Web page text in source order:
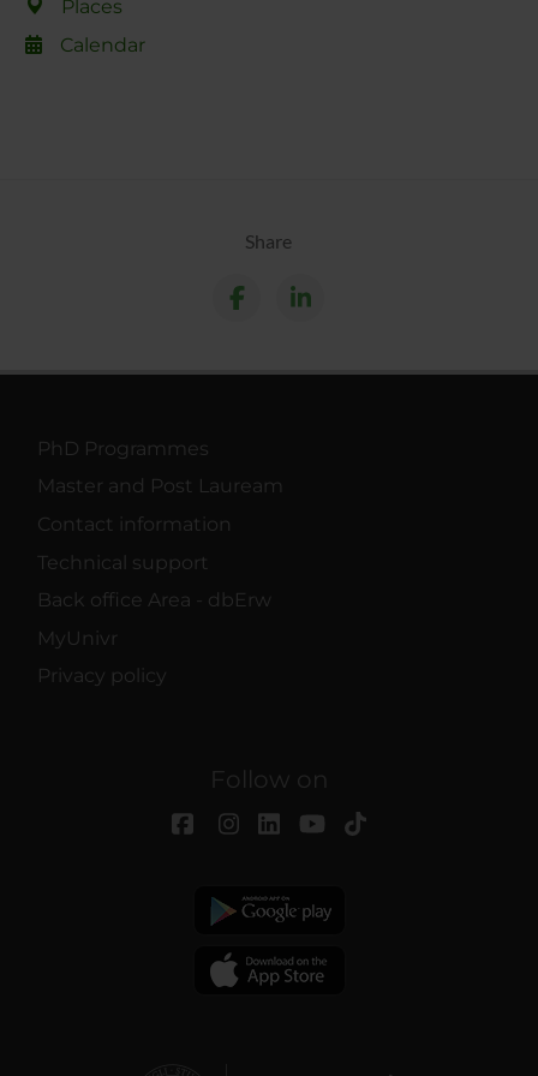
Places
Calendar
Share
PhD Programmes
Master and Post Lauream
Contact information
Technical support
Back office Area - dbErw
MyUnivr
Privacy policy
Follow on